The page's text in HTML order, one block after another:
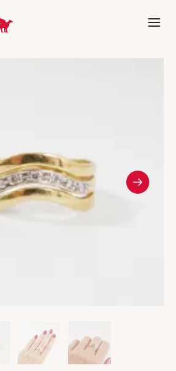
Aller à l'accueil de Crédit Municipal